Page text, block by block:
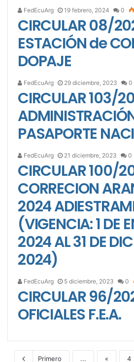
FedEcuArg 19 febrero, 2024 0
CIRCULAR 08/
ESTACIÓN de
DOPAJE
FedEcuArg 29 diciembre, 2023 0
CIRCULAR 103/
PASAPORTE
FedEcuArg 21 diciembre, 2023 0
CIRCULAR 100/
CORRECION
2024
(VIGENCIA: 1 DE
2024 AL 31 DE
2024)
FedEcuArg 5 diciembre, 2023 0
CIRCULAR 96/
OFICIALES F.E.A.
Primero ... « 4